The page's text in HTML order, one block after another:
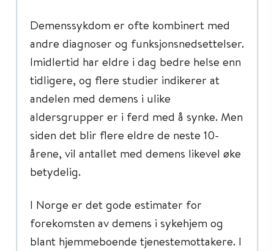
Demenssykdom er ofte kombinert med
andre diagnoser og funksjonsnedsettelser.
Imidlertid har eldre i dag bedre helse enn
tidligere, og flere studier indikerer at
andelen med demens i ulike
aldersgrupper er i ferd med å synke. Men
siden det blir flere eldre de neste 10-
årene, vil antallet med demens likevel øke
betydelig.
I Norge er det gode estimater for
forekomsten av demens i sykehjem og
blant hjemmeboende tjenestemottakere. I